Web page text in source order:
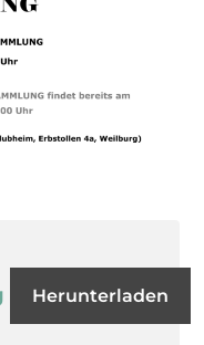
Herunterladen